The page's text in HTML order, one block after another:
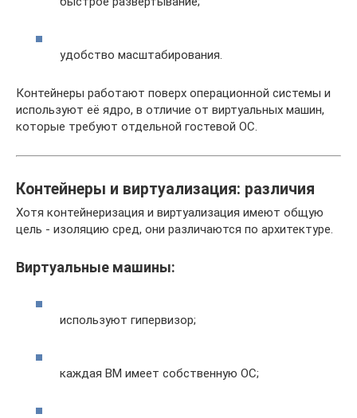
удобство масштабирования.
Контейнеры работают поверх операционной системы и
используют её ядро, в отличие от виртуальных машин,
которые требуют отдельной гостевой ОС.
Контейнеры и виртуализация: различия
Хотя контейнеризация и виртуализация имеют общую
цель - изоляцию сред, они различаются по архитектуре.
Виртуальные машины:
используют гипервизор;
каждая ВМ имеет собственную ОС;